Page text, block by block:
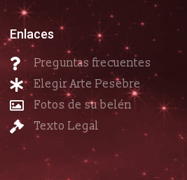
Enlaces
Preguntas frecuentes
Elegir Arte Pesebre
Fotos de su belén
Texto Legal